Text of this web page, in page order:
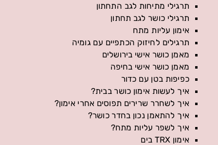
תרגילי מתיחות לגב התחתון
תרגילי כושר לגב תחתון
אימון עליות מתח
תרגילים לחיזוק הכתפיים עם גומיה
מאמן כושר אישי בירושלים
מאמן כושר אישי בחיפה
כפיפות בטן עם כדור
איך לעשות אימון כושר בבית?
איך לשחרר שרירים תפוסים אחרי אימון?
איך להתאמן נכון בחדר כושר?
איך לשפר עליות מתח?
אימון TRX בים